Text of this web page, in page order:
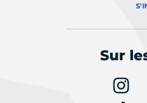
Sur